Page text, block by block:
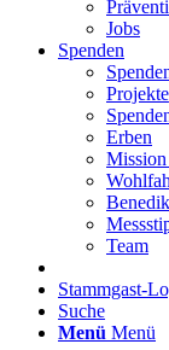
Jobs
Spenden
Projekte
Erben
Mission
Team
Stammgast-
Suche
Menü Menü